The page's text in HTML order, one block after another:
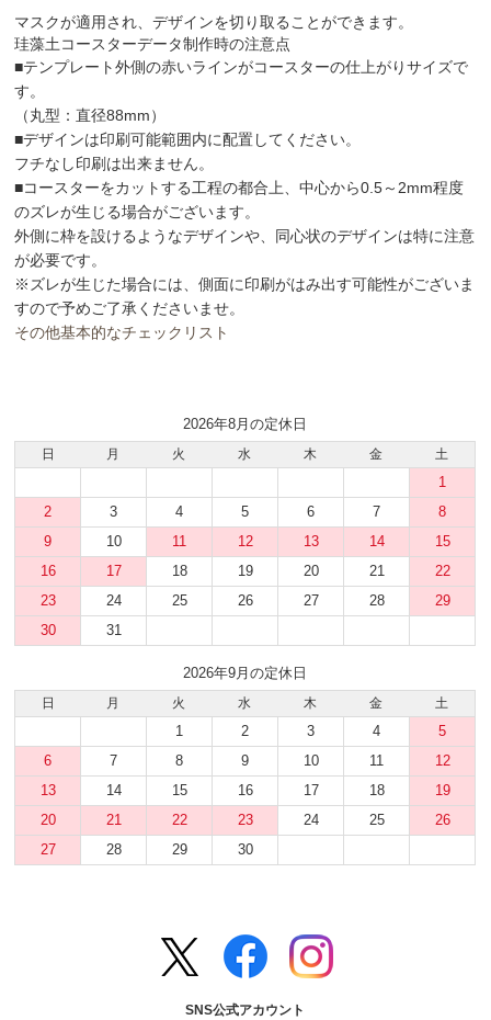
マスクが適用され、デザインを切り取ることができます。
珪藻土コースターデータ制作時の注意点
■テンプレート外側の赤いラインがコースターの仕上がりサイズで
す。
（丸型：直径88mm）
■デザインは印刷可能範囲内に配置してください。
フチなし印刷は出来ません。
■コースターをカットする工程の都合上、中心から0.5～2mm程度
のズレが生じる場合がございます。
外側に枠を設けるようなデザインや、同心状のデザインは特に注意
が必要です。
※ズレが生じた場合には、側面に印刷がはみ出す可能性がございま
すので予めご了承くださいませ。
その他基本的なチェックリスト
2026年8月の定休日
日 月 火 水 木 金 土
1
2
3 4 5 6 7
8
9
10 11 12 13 14
15
16
17 18 19 20 21
22
23
24 25 26 27 28
29
30
31
2026年9月の定休日
日 月 火 水 木 金 土
1 2 3 4
5
6
7 8 9 10 11
12
13
14 15 16 17 18
19
20
21 22 23 24 25
26
27
28 29 30
SNS公式アカウント